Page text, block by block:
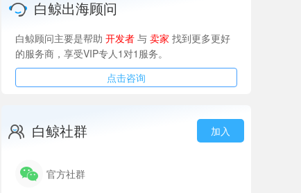
白鲸出海顾问
白鲸顾问主要是帮助 开发者 与 卖家 找到更多更好
的服务商，享受VIP专人1对1服务。
点击咨询
白鲸社群 加入
官方社群